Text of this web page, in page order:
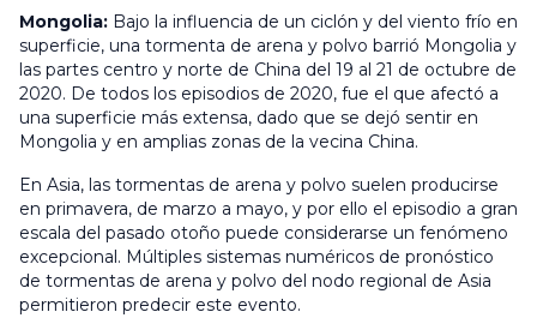
Mongolia: Bajo la influencia de un ciclón y del viento frío en
superficie, una tormenta de arena y polvo barrió Mongolia y
las partes centro y norte de China del 19 al 21 de octubre de
2020. De todos los episodios de 2020, fue el que afectó a
una superficie más extensa, dado que se dejó sentir en
Mongolia y en amplias zonas de la vecina China.
En Asia, las tormentas de arena y polvo suelen producirse
en primavera, de marzo a mayo, y por ello el episodio a gran
escala del pasado otoño puede considerarse un fenómeno
excepcional. Múltiples sistemas numéricos de pronóstico
de tormentas de arena y polvo del nodo regional de Asia
permitieron predecir este evento.